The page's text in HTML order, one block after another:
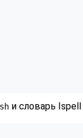
и словарь Ispell